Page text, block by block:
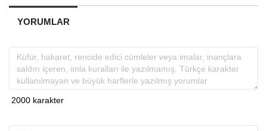
YORUMLAR